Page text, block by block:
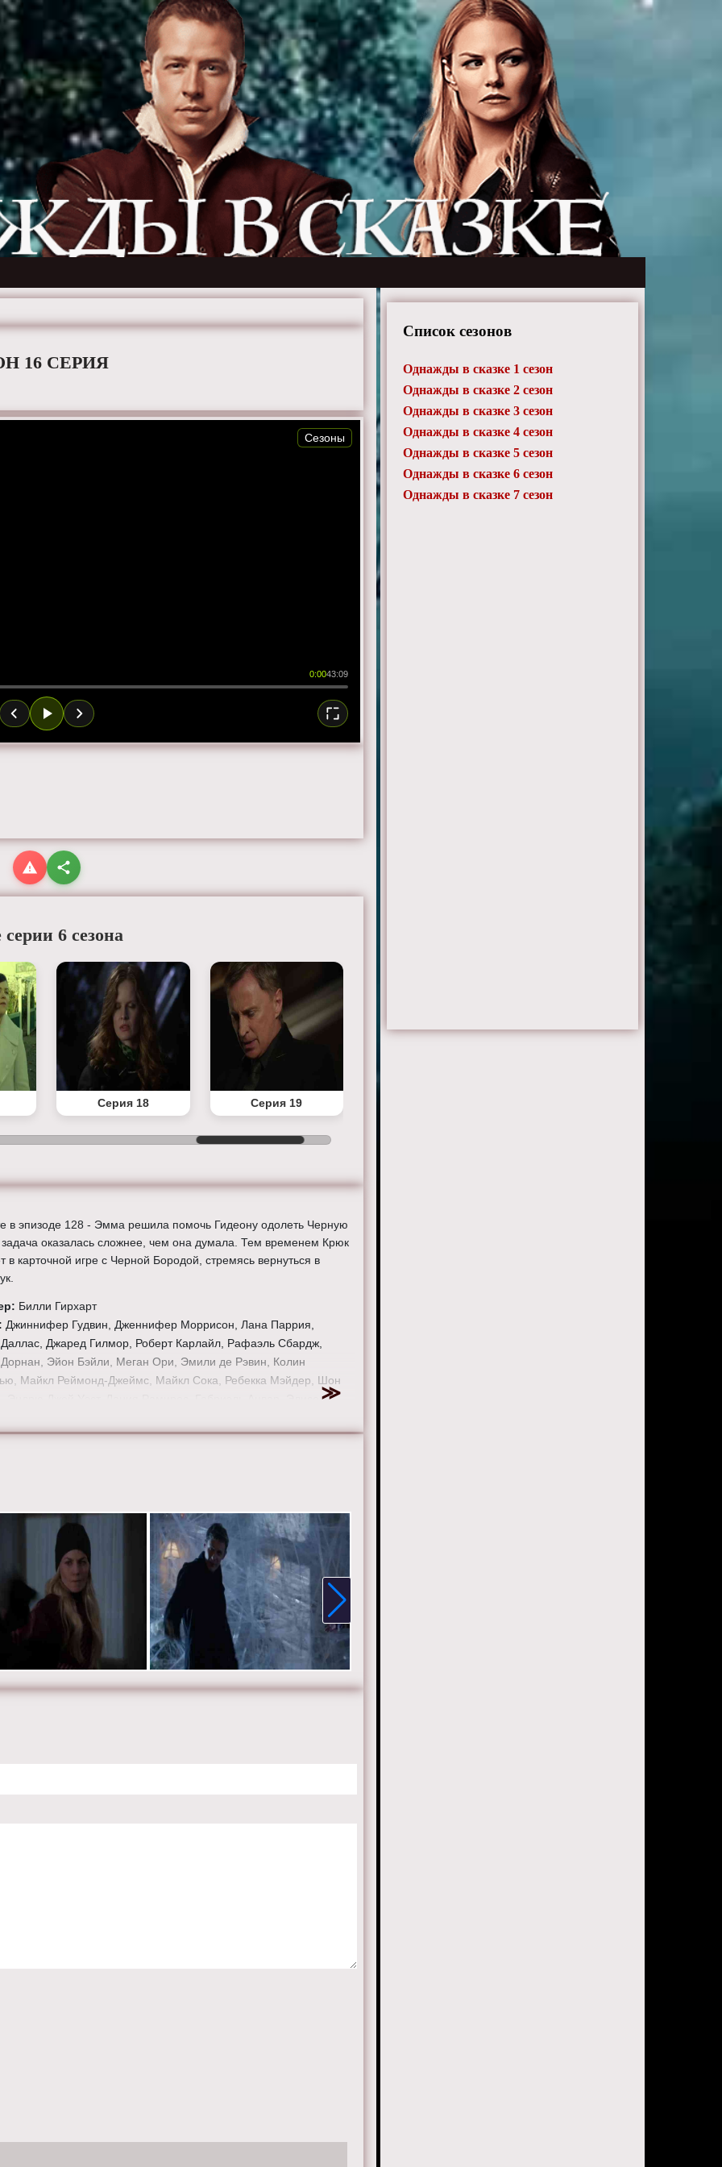
16 СЕРИЯ
0:0043:09
Сезоны
серии 6 сезона
Серия 18 Серия 19
в эпизоде 128 - Эмма решила помочь Гидеону одолеть Черную
оказалась сложнее, чем она думала. Тем временем Крюк
в карточной игре с Черной Бородой, стремясь вернуться в
Билли Гирхарт
Джиннифер Гудвин, Дженнифер Моррисон, Лана Паррия,
Джаред Гилмор, Роберт Карлайл, Рафаэль Сбардж,
Эйон Бэйли, Меган Ори, Эмили де Рэвин, Колин
Майкл Реймонд-Джеймс, Майкл Сока, Ребекка Мэйдер, Шон
Эндрю Джей Уэст, Дания Рамирес, Габриэль Анвар, Элисон
Список сезонов
Однажды в сказке 1 сезон
Однажды в сказке 2 сезон
Однажды в сказке 3 сезон
Однажды в сказке 4 сезон
Однажды в сказке 5 сезон
Однажды в сказке 6 сезон
Однажды в сказке 7 сезон